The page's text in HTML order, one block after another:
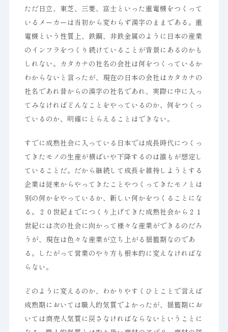
ただ日立、東芝、三菱、富士といった重電機をつくって
いるメーカーは当初から変わらず漢字のままである。重
電機という性質上、鉄鋼、非鉄金属のように日本の産業
のインフラをつくり続けていることが背景にあるのかも
しれない。カタカナの社名の会社は何をつくっているか
わからないと言ったが、現在の日本の会社はカタカナの
社名であれ昔からの漢字の社名であれ、実際に中に入っ
てみなければどんなことをやっているのか、何をつくっ
ているのか、明確にとらえることはできない。
すでに成熟社会に入っている日本では成長時代につくっ
てきたモノの生産が横ばいや下降するのは誰もが想定し
ていることだ。だから継続して成長を維持しようとする
企業は従来からやってきたことやつくってきたモノとは
別の何かをやっているか、新しい何かをつくることにな
る。２０世紀までにつくり上げてきた成熟社会から２１
世紀には次の社会に向かって様々な産業ができるのだろ
うが、現在は色々な産業が立ち上がる揺籃期なのであ
る。したがって営業のやり方も根本的に変えなければな
らない。
どのように変えるのか、わかりやすくひとことで言えば
成熟期においては職人的気質でよかったが、揺籃期にお
いては商売人気質に戻さなければならないということに